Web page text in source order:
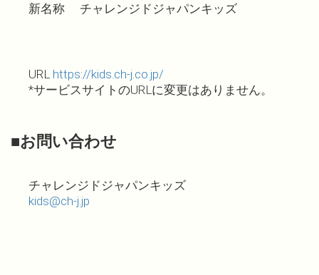
新名称 チャレンジドジャパンキッズ
URL https://kids.ch-j.co.jp/
*サービスサイトのURLに変更はありません。
■お問い合わせ
チャレンジドジャパンキッズ
kids@ch-j.jp